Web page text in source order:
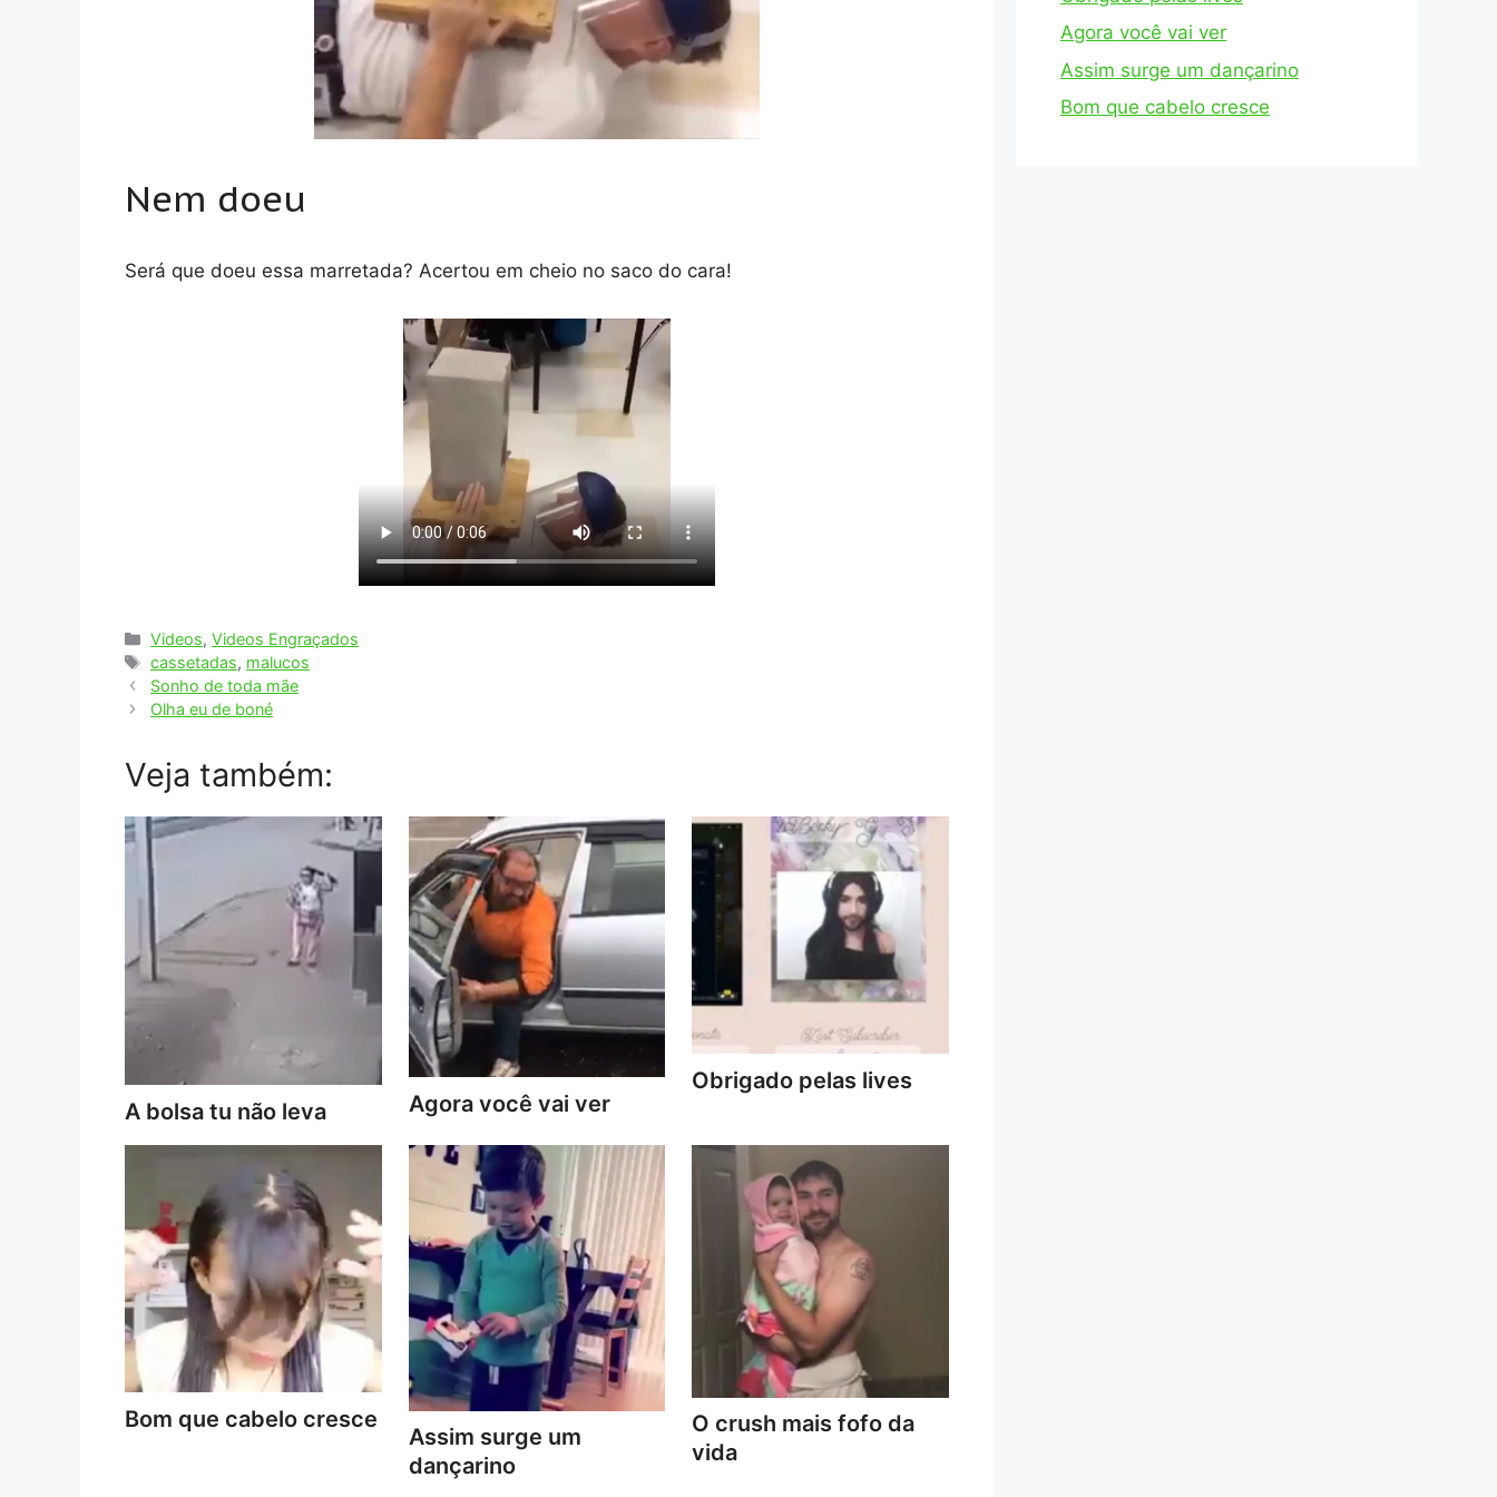
Nem doeu
Será que doeu essa marretada? Acertou em cheio no saco do cara!
Categorias
Videos,Videos Engraçados
Tags
cassetadas, malucos
Sonho de toda mãe
Olha eu de boné
Veja também:
A bolsa tu não leva Agora você vai ver
Obrigado pelas lives
Bom que cabelo cresce
Assim surge um
dançarino
O crush mais fofo da
vida
Agora você vai ver
Assim surge um dançarino
Bom que cabelo cresce